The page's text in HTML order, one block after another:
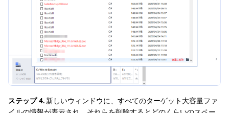
ステップ 4. 新しいウィンドウに、すべてのターゲット大容量ファ